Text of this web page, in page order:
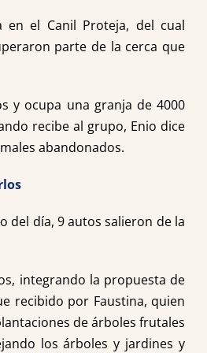
el Canil Proteja, del cual
parte de la cerca que
y ocupa una granja de 4000
recibe al grupo, Enio dice
abandonados.
del día, 9 autos salieron de la
integrando la propuesta de
recibido por Faustina, quien
de árboles frutales
los árboles y jardines y